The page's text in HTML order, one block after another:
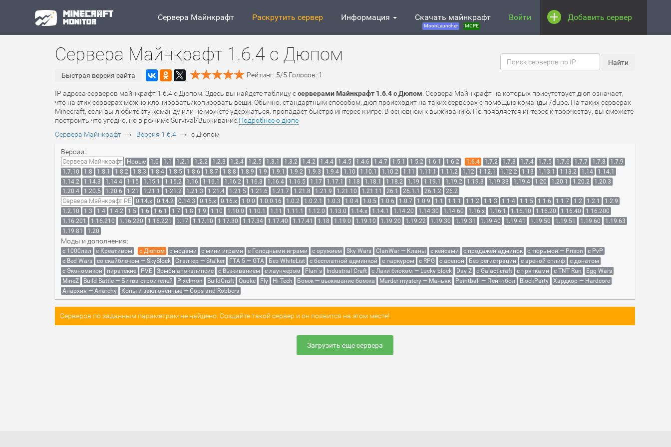
Сервера Майнкрафт Раскрутить сервер Информация Скачать майнкрафт
MoonLauncher MCPE
Войти Добавить сервер
Сервера Майнкрафт 1.6.4 с Дюпом
Быстрая версия сайта Рейтинг: 5/5 Голосов: 1
IP адреса серверов майнкрафт 1.6.4 с Дюпом. Здесь вы найдете таблицу ссерверами Майнкрафт 1.6.4 с Дюпом . Сервера Майнкрафт на которых присутствует дюп означает,
что на этих серверах можно клонировать/копировать вещи. Обычно, стандартным способом, дюп происходит на таких серверах с помощью команды /dupe. На таких серверах
Minecraft, если вы любите эту команду или не можете удержаться, пропадает быстро интерес к игре. В основном к выживанию. Но появляется интерес к творчеству, вы сможете
построить что угодно, но в режиме Survival/Выживание. Подробнее о дюпе
Сервера Майнкрафт → Версия 1.6.4 → с Дюпом
Версии:
Сервера Майнкрафт Новые 1.0 1.1 1.2.1 1.2.2 1.2.3 1.2.4 1.2.5 1.3.1 1.3.2 1.4.2 1.4.4 1.4.5 1.4.6 1.4.7 1.5.1 1.5.2 1.6.1 1.6.2 1.6.4 1.7.2 1.7.3 1.7.4 1.7.5 1.7.6 1.7.7 1.7.8
1.7.9
1.7.10
1.8 1.8.1 1.8.2 1.8.3 1.8.4 1.8.5 1.8.6 1.8.7 1.8.8 1.8.9 1.9 1.9.1 1.9.2 1.9.3 1.9.4 1.10 1.10.1 1.10.2 1.11 1.11.1 1.11.2 1.12 1.12.1 1.12.2 1.13 1.13.1 1.13.2 1.14
1.14.1
1.14.2
1.14.3 1.14.4 1.15 1.15.1 1.15.2 1.16 1.16.1 1.16.2 1.16.3 1.16.4 1.16.5 1.17 1.17.1 1.18 1.18.1 1.18.2 1.19 1.19.1 1.19.2 1.19.3 1.19.33 1.19.4 1.20 1.20.1 1.20.2
1.20.3
1.20.4
1.20.5 1.20.6 1.21 1.21.1 1.21.2 1.21.3 1.21.4 1.21.5 1.21.6 1.21.7 1.21.8 1.21.9 1.21.10 1.21.11 26.1 26.1.1 26.1.2 26.2
Сервера Майнкрафт PE 0.14.x 0.14.2 0.14.3 0.15.x 0.16.x 1.0.0 1.0.0.16 1.0.2 1.0.2.1 1.0.3 1.0.4 1.0.5 1.0.6 1.0.7 1.0.9 1.1 1.1.1 1.1.2 1.1.3 1.1.4 1.1.5 1.1.6 1.1.7 1.2 1.2.1
1.2.9
1.2.10
1.3 1.4 1.4.2 1.5 1.6 1.6.1 1.7 1.8 1.9 1.10 1.10.0 1.10.1 1.11 1.11.1 1.12.0 1.13.0 1.14.x 1.14.1 1.14.20 1.14.30 1.14.60 1.16.x 1.16.1 1.16.10 1.16.20 1.16.40
1.16.200
1.16.201
1.16.210 1.16.220 1.16.221 1.17 1.17.10 1.17.30 1.17.34 1.17.40 1.17.41 1.18 1.19.0 1.19.10 1.19.20 1.19.22 1.19.30 1.19.31 1.19.40 1.19.41 1.19.50 1.19.51 1.19.60
1.19.63
1.19.81
1.20
Моды и дополнения:
с 1000лвл c Креативом с Дюпом с модами с мини играми с Голодными играми с оружием Sky Wars ClanWar — Кланы с кейсами с продажей админок с тюрьмой — Prison
с PvP
с Bed Wars
со скайблоком — SkyBlock Сталкер — Stalker ГТА 5 — GTA Без WhiteList с бесплатной админкой с паркуром с RPG с ареной Без регистрации с ареной сплиф
с донатом
с Экономикой
пиратские PVE Зомби апокалипсис с Выживанием с лаунчером Flan`s Industrial Craft с Лаки блоком — Lucky block Day Z с Galacticraft с прятками с TNT Run
Egg Wars
MineZ
Build Battle — Битва строителей Pixelmon BuildCraft Quake Fly Hi-Tech Бомж — выживание бомжа Murder mystery — Маньяк Paintball — Пейнтбол BlockParty
Хардкор — Hardcore
Анархия — Anarchy
Копы и заключённые — Cops and Robbers
Серверов по заданным параметрам не найдено. Создайте такой сервер и он появится на этом месте!
Загрузить еще сервера